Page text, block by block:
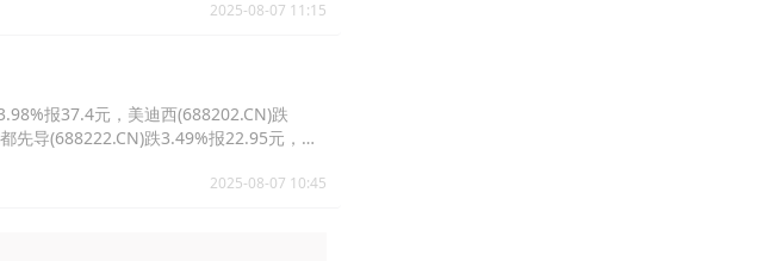
2025-08-07 11:15
报37.4元，美迪西(688202.CN)跌
先导(688222.CN)跌3.49%报22.95元，诺
2025-08-07 10:45